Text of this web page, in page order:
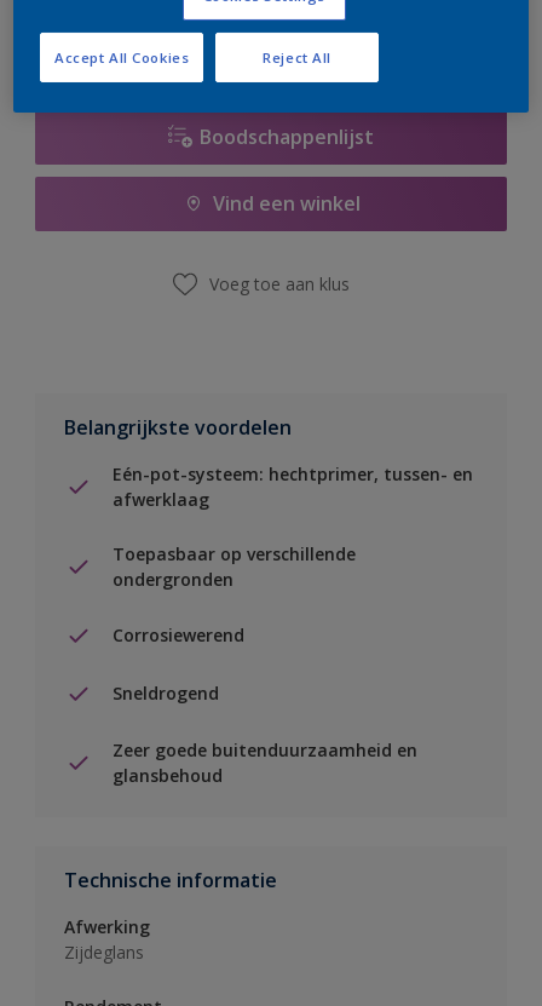
Boodschappenlijst
Vind een winkel
Voeg toe aan klus
Belangrijkste voordelen
Eén-pot-systeem: hechtprimer, tussen- en
afwerklaag
Toepasbaar op verschillende
ondergronden
Corrosiewerend
Sneldrogend
Zeer goede buitenduurzaamheid en
glansbehoud
Technische informatie
Afwerking
Zijdeglans
Reject All
Accept All Cookies